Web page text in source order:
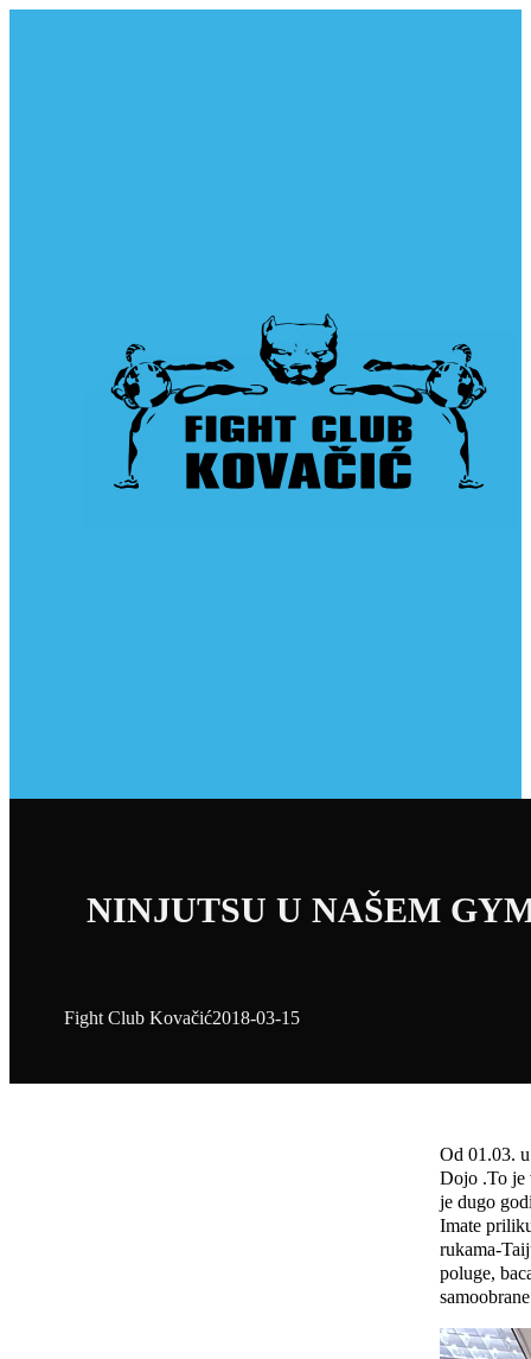
NINJUTSU U NAŠEM
Fight Club Kovačić2018-03-15
Od 01.03.
Dojo .To je
je dugo
Imate
rukama-
poluge,